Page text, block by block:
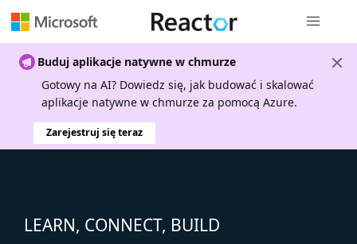
Buduj aplikacje natywne w chmurze
Gotowy na AI? Dowiedz się, jak budować i skalować
aplikacje natywne w chmurze za pomocą Azure.
Zarejestruj się teraz
LEARN, CONNECT, BUILD